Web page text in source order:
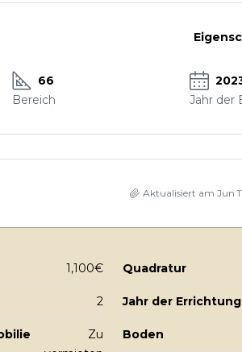
66
Bereich
Jahr der
Aktualisiert am Jun
1,100€ Quadratur
2 Jahr der Errichtung
Zu
Boden